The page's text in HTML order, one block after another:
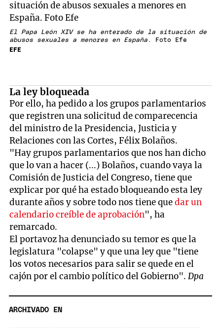
El Papa León XIV se ha enterado de la situación de
abusos sexuales a menores en España . Foto Efe
EFE
La ley bloqueada
Por ello, ha pedido a los grupos parlamentarios
que registren una solicitud de comparecencia
del ministro de la Presidencia, Justicia y
Relaciones con las Cortes, Félix Bolaños.
"Hay grupos parlamentarios que nos han dicho
que lo van a hacer (...) Bolaños, cuando vaya la
Comisión de Justicia del Congreso, tiene que
explicar por qué ha estado bloqueando esta ley
durante años y sobre todo nos tiene quedar un
calendario creíble de aprobación", ha
remarcado.
El portavoz ha denunciado su temor es que la
legislatura "colapse" y que una ley que "tiene
los votos necesarios para salir se quede en el
cajón por el cambio político del Gobierno".Dpa
ARCHIVADO EN